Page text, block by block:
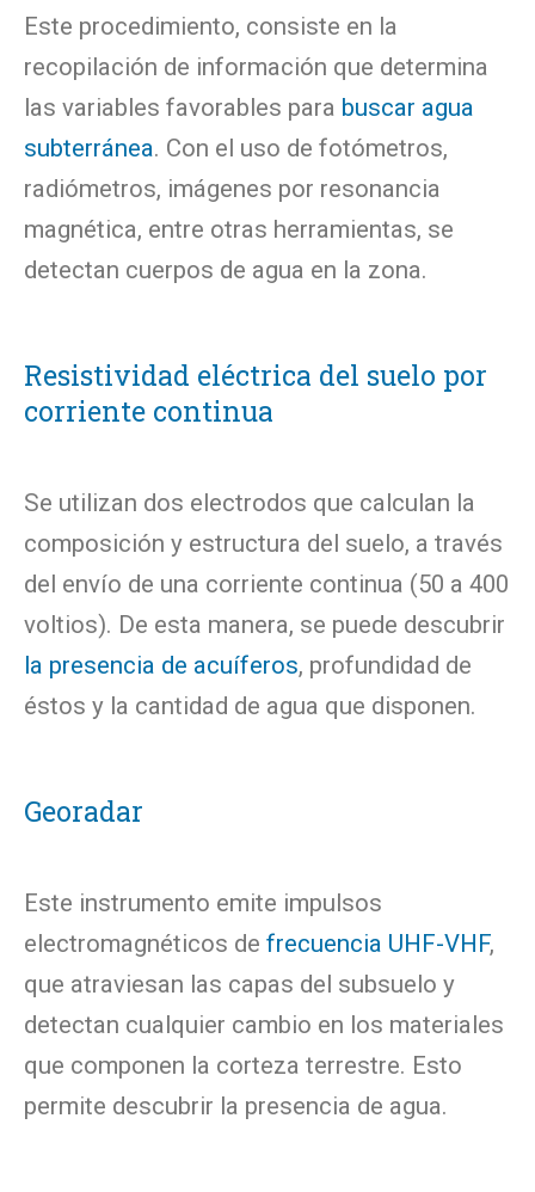
Este procedimiento, consiste en la
recopilación de información que determina
las variables favorables para buscar agua
subterránea. Con el uso de fotómetros,
radiómetros, imágenes por resonancia
magnética, entre otras herramientas, se
detectan cuerpos de agua en la zona.
Resistividad eléctrica del suelo por
corriente continua
Se utilizan dos electrodos que calculan la
composición y estructura del suelo, a través
del envío de una corriente continua (50 a 400
voltios). De esta manera, se puede descubrir
la presencia de acuíferos, profundidad de
éstos y la cantidad de agua que disponen.
Georadar
Este instrumento emite impulsos
electromagnéticos de frecuencia UHF-VHF,
que atraviesan las capas del subsuelo y
detectan cualquier cambio en los materiales
que componen la corteza terrestre. Esto
permite descubrir la presencia de agua.